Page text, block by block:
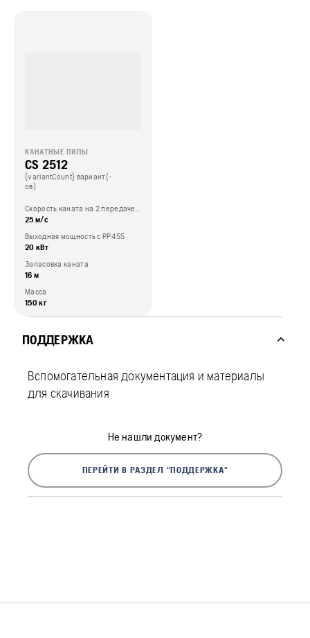
КАНАТНЫЕ ПИЛЫ
CS 2512
{variantCount} вариант(-
ов)
Скорость каната на 2 передаче, макс.
25 м/с
Выходная мощность с PP455
20 кВт
Запасовка каната
16 м
Масса
150 кг
ПОДДЕРЖКА
Вспомогательная документация и материалы
для скачивания
Не нашли документ?
ПЕРЕЙТИ В РАЗДЕЛ "ПОДДЕРЖКА"